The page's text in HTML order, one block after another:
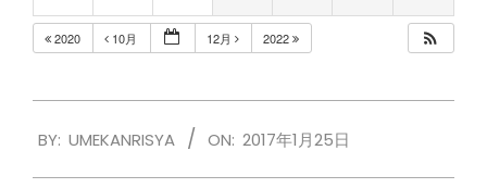
2020 10月 12月 2022
01-
BY: UMEKANRISYA ON: 2017年1月25日